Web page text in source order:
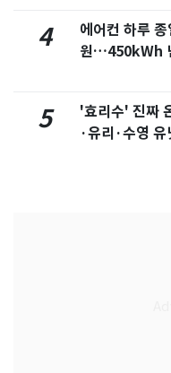
4
에어컨 하루
원…450kWh
5
'효리수' 진짜
·유리·수영